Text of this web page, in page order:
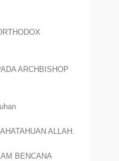
ARCHBISHOP
ALLAH.
BENCANA